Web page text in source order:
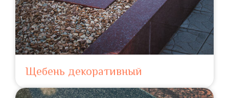
Щебень декоративный